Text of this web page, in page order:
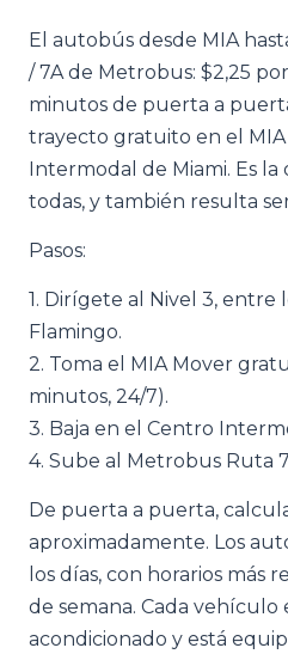
El autobús desde MIA
/ 7A de Metrobus: $2,25
minutos de puerta a
trayecto gratuito en el
Intermodal de Miami. Es la
todas, y también resulta
Pasos:
1. Dirígete al Nivel 3, entre
Flamingo.
2. Toma el MIA Mover
minutos, 24/7).
3. Baja en el Centro
4. Sube al Metrobus Ruta
De puerta a puerta,
aproximadamente. Los
los días, con horarios más
de semana. Cada vehículo
acondicionado y está